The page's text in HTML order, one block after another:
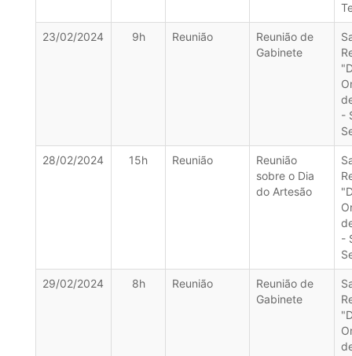
23/02/2024 9h Reunião
Reunião de
Gabinete
-
28/02/2024 15h Reunião
Reunião
sobre o Dia
do Artesão
-
29/02/2024 8h Reunião
Reunião de
Gabinete